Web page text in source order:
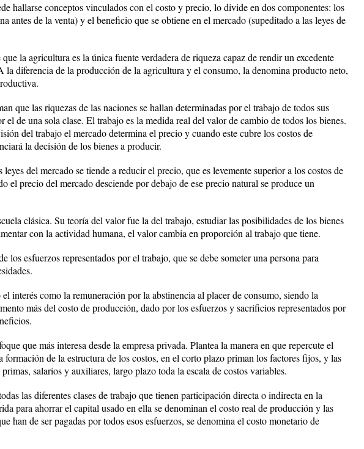
hallarse conceptos vinculados con el costo y precio, lo divide en dos componentes: los
antes de la venta) y el beneficio que se obtiene en el mercado (supeditado a las leyes de
que la agricultura es la única fuente verdadera de riqueza capaz de rendir un excedente
la diferencia de la producción de la agricultura y el consumo, la denomina producto neto,
que las riquezas de las naciones se hallan determinadas por el trabajo de todos sus
el de una sola clase. El trabajo es la medida real del valor de cambio de todos los bienes.
del trabajo el mercado determina el precio y cuando este cubre los costos de
la decisión de los bienes a producir.
leyes del mercado se tiende a reducir el precio, que es levemente superior a los costos de
el precio del mercado desciende por debajo de ese precio natural se produce un
clásica. Su teoría del valor fue la del trabajo, estudiar las posibilidades de los bienes
con la actividad humana, el valor cambia en proporción al trabajo que tiene.
los esfuerzos representados por el trabajo, que se debe someter una persona para
interés como la remuneración por la abstinencia al placer de consumo, siendo la
más del costo de producción, dado por los esfuerzos y sacrificios representados por
que más interesa desde la empresa privada. Plantea la manera en que repercute el
formación de la estructura de los costos, en el corto plazo priman los factores fijos, y las
salarios y auxiliares, largo plazo toda la escala de costos variables.
las diferentes clases de trabajo que tienen participación directa o indirecta en la
para ahorrar el capital usado en ella se denominan el costo real de producción y las
han de ser pagadas por todos esos esfuerzos, se denomina el costo monetario de